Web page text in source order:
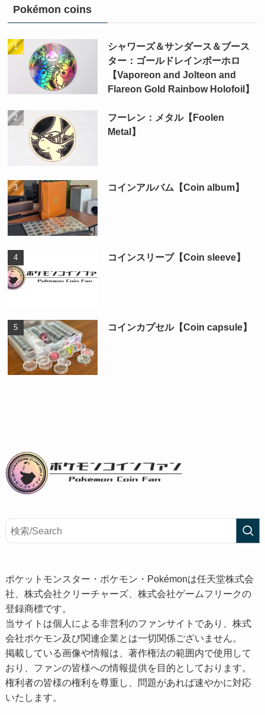
Pokémon coins
シャワーズ＆サンダース＆ブース
ター：ゴールドレインボーホロ
【Vaporeon and Jolteon and
Flareon Gold Rainbow Holofoil】
フーレン：メタル【Foolen
Metal】
コインアルバム【Coin album】
コインスリーブ【Coin sleeve】
コインカプセル【Coin capsule】
ポケットモンスター・ポケモン・Pokémonは任天堂株式会
社、株式会社クリーチャーズ、株式会社ゲームフリークの
登録商標です。
当サイトは個人による非営利のファンサイトであり、株式
会社ポケモン及び関連企業とは一切関係ございません。
掲載している画像や情報は、著作権法の範囲内で使用して
おり、ファンの皆様への情報提供を目的としております。
権利者の皆様の権利を尊重し、問題があれば速やかに対応
いたします。